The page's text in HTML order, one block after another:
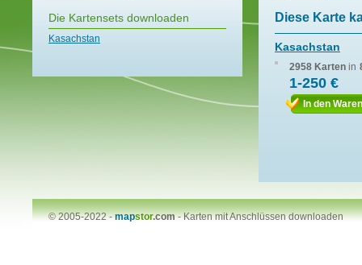
Die Kartensets downloaden
Kasachstan
Diese Karte
Kasachstan
2958 Karten in
1-250 €
In den
© 2005-2022 -mapstor.com-Karten mit Anschlüssen downloaden